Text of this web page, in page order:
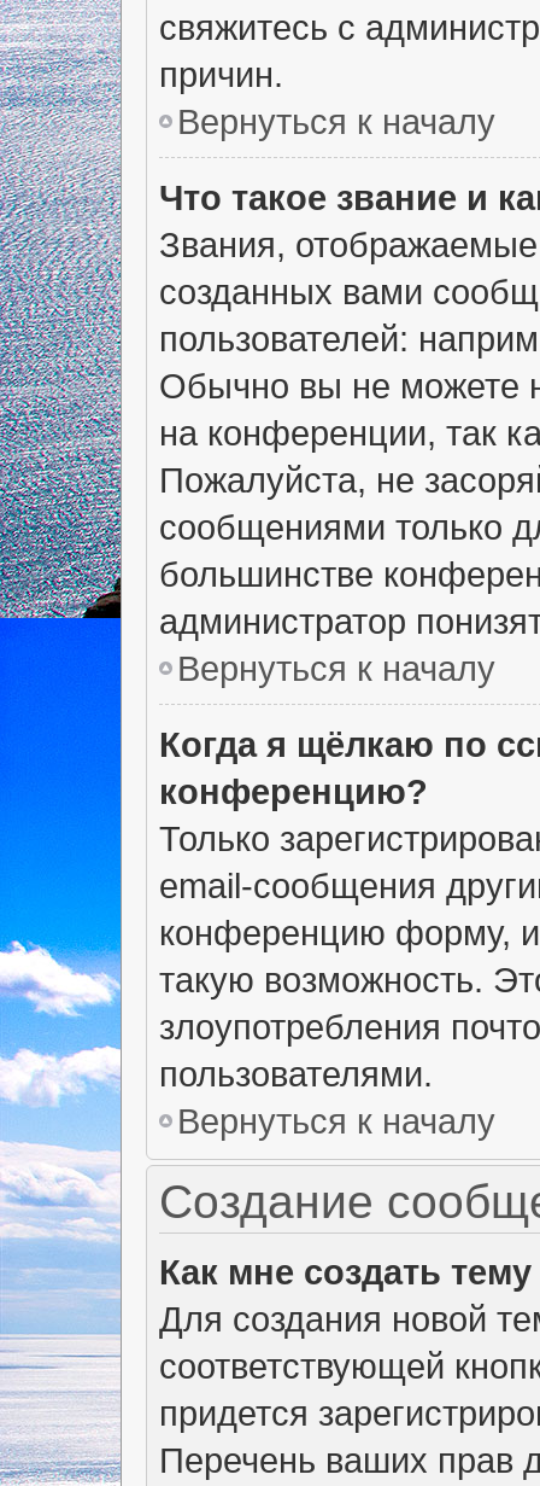
свяжитесь с
причин.
Вернуться к началу
Что такое звание и
Звания,
созданных вами
пользователей:
Обычно вы не можете
на конференции, так
Пожалуйста, не
сообщениями только
большинстве
администратор
Вернуться к началу
Когда я щёлкаю по
конференцию?
Только
email-сообщения
конференцию форму, и
такую возможность.
злоупотребления
пользователями.
Вернуться к началу
Создание
Как мне создать
Для создания новой
соответствующей
придется
Перечень ваших прав